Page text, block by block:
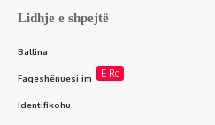
Lidhje e shpejtë
Ballina
Faqeshënuesi im E Re
Identifikohu